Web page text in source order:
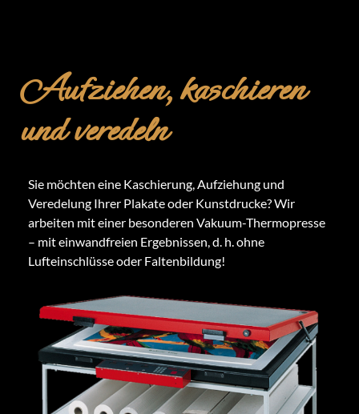
Aufziehen, kaschieren
und veredeln
Sie möchten eine Kaschierung, Aufziehung und
Veredelung Ihrer Plakate oder Kunstdrucke? Wir
arbeiten mit einer besonderen Vakuum-Thermopresse
– mit einwandfreien Ergebnissen, d. h. ohne
Lufteinschlüsse oder Faltenbildung!